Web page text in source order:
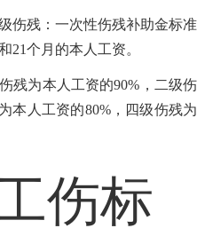
伤残：一次性伤残补助金标准
21个月的本人工资。
残为本人工资的90%，二级伤
本人工资的80%，四级伤残为
伤标